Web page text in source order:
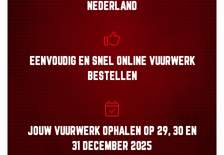
NEDERLAND
EENVOUDIGEN SNEL ONLINE VUURWERK
BESTELLEN
JOUW VUURWERK OPHALEN OP 29, 30 EN
31 DECEMBER 2025